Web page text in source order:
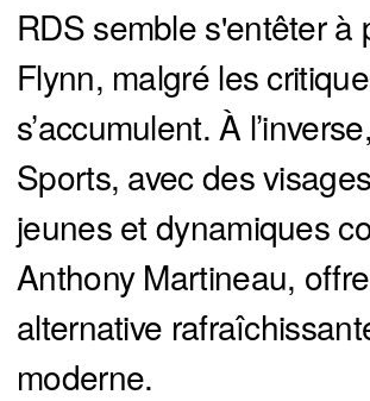
RDS semble s'entêter à
Flynn, malgré les
s’accumulent. À
Sports, avec des
jeunes et dynamiques
Anthony Martineau,
alternative
moderne.